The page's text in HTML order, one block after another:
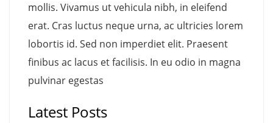
mollis. Vivamus ut vehicula nibh, in eleifend
erat. Cras luctus neque urna, ac ultricies lorem
lobortis id. Sed non imperdiet elit. Praesent
finibus ac lacus et facilisis. In eu odio in magna
pulvinar egestas
Latest Posts